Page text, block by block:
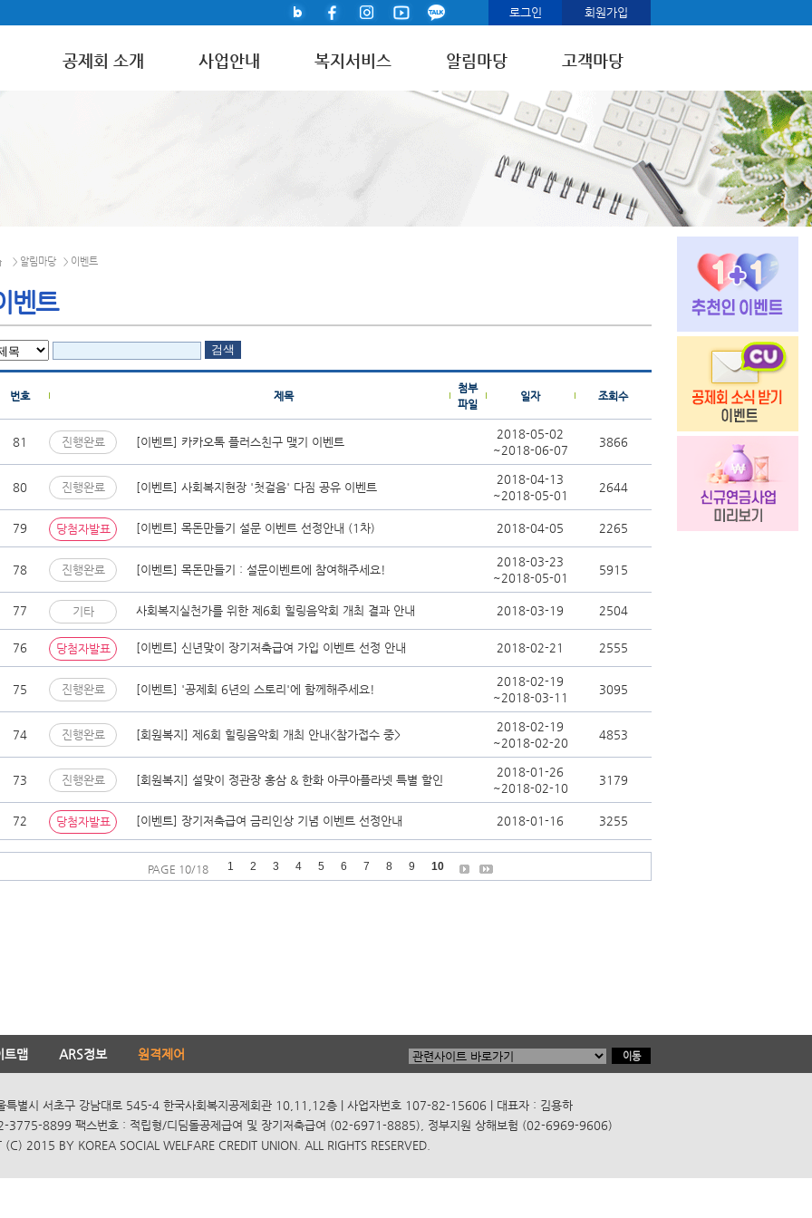
로그인 회원가입
공제회 소개 사업안내 복지서비스 알림마당 고객마당
> 알림마당 > 이벤트
벤트
번호 제목
첨부
파일
일자 조회수
81 진행완료 [이벤트] 카카오톡 플러스친구 맺기 이벤트
2018-05-02
~2018-06-07
3866
80 진행완료 [이벤트] 사회복지현장 '첫걸음' 다짐 공유 이벤트
2018-04-13
~2018-05-01
2644
79 당첨자발표 [이벤트] 목돈만들기 설문 이벤트 선정안내 (1차) 2018-04-05 2265
78 진행완료 [이벤트] 목돈만들기 : 설문이벤트에 참여해주세요!
2018-03-23
~2018-05-01
5915
77 기타 사회복지실천가를 위한 제6회 힐링음악회 개최 결과 안내 2018-03-19 2504
76 당첨자발표 [이벤트] 신년맞이 장기저축급여 가입 이벤트 선정 안내 2018-02-21 2555
75 진행완료 [이벤트] '공제회 6년의 스토리'에 함께해주세요!
2018-02-19
~2018-03-11
3095
74 진행완료 [회원복지] 제6회 힐링음악회 개최 안내<참가접수 중>
2018-02-19
~2018-02-20
4853
73 진행완료 [회원복지] 설맞이 정관장 홍삼 & 한화 아쿠아플라넷 특별 할인
2018-01-26
~2018-02-10
3179
72 당첨자발표 [이벤트] 장기저축급여 금리인상 기념 이벤트 선정안내 2018-01-16 3255
PAGE 10/18 1 2 3 4 5 6 7 8 9 10
트맵 ARS정보 원격제어
별시 서초구 강남대로 545-4 한국사회복지공제회관 10,11,12층 | 사업자번호 107-82-15606 | 대표자 : 김용하
3775-8899 팩스번호 : 적립형/디딤돌공제급여 및 장기저축급여 (02-6971-8885), 정부지원 상해보험 (02-6969-9606)
(C) 2015 BY KOREA SOCIAL WELFARE CREDIT UNION. ALL RIGHTS RESERVED.